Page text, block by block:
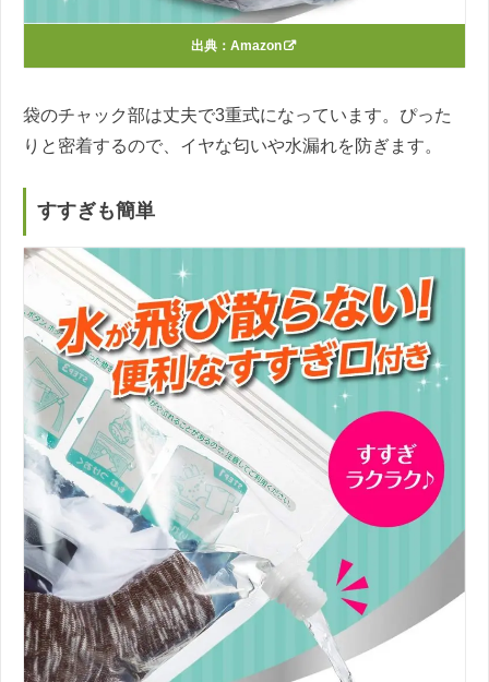
出典： Amazon
袋のチャック部は丈夫で3重式になっています。ぴった
りと密着するので、イヤな匂いや水漏れを防ぎます。
すすぎも簡単